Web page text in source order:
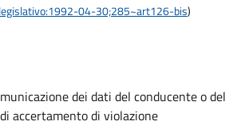
04-30;285~art126-bis)
dei dati del conducente o del
accertamento di violazione